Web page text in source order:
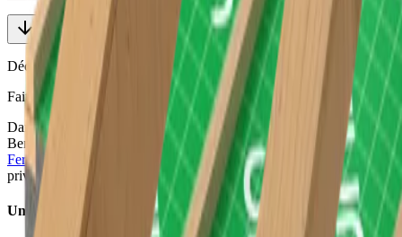
Découvrez-en plus
Faites défiler pour en savoir plus
Dans le cadre d’un projet de construction en bois récemment réalisé,
Benbotec a opté pour les éléments de toitureUnidek Aero
Fermacell
. Ce choix témoigne de la volonté de Benbotec de
privilégier la qualité, la rapidité et une finition parfaite.
Une pose rapide et efficace